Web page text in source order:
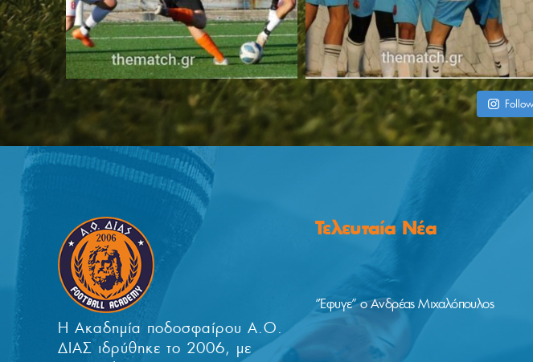
Η Ακαδημία ποδοσφαίρου Α.Ο.
ΔΙΑΣ ιδρύθηκε το 2006, με
Τελευταία Νέα
“Έφυγε” ο Ανδρέας Μιχαλόπουλος